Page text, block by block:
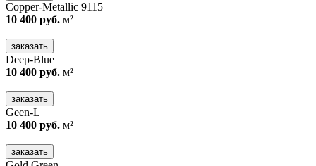
Copper-Metallic 9115
10 400 руб. м²
заказать
Deep-Blue
10 400 руб. м²
заказать
Geen-L
10 400 руб. м²
заказать